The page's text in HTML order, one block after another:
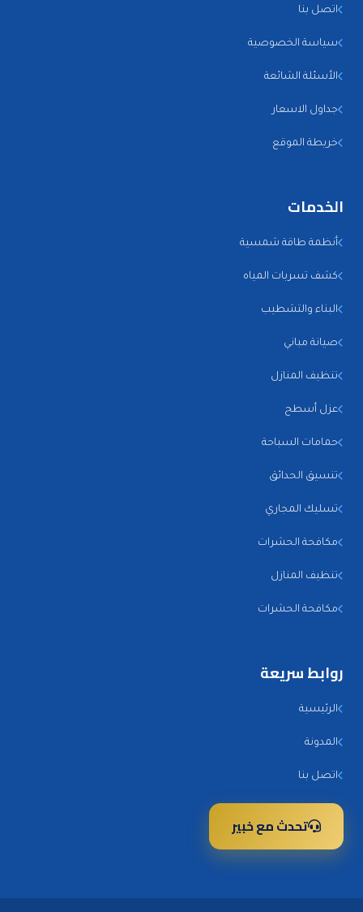
اتصل بنا
سياسة الخصوصية
الأسئلة الشائعة
جداول الاسعار
خريطة الموقع
الخدمات
أنظمة طاقة شمسية
كشف تسربات المياه
البناء والتشطيب
صيانة مباني
تنظيف المنازل
عزل أسطح
حمامات السباحة
تنسيق الحدائق
تسليك المجاري
مكافحة الحشرات
تنظيف المنازل
مكافحة الحشرات
روابط سريعة
الرئيسية
المدونة
اتصل بنا
تحدث مع خبير